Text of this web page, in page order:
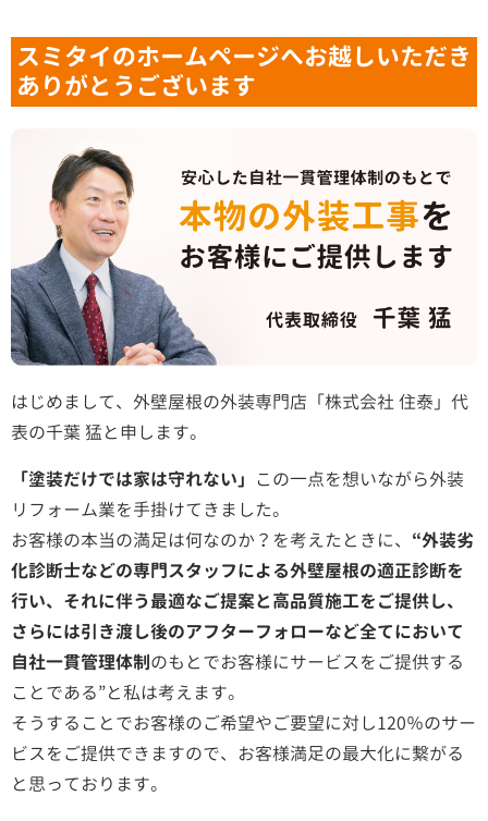
スミタイのホームページへお越しいただき
ありがとうございます
はじめまして、外壁屋根の外装専門店「株式会社 住泰」代
表の千葉 猛と申します。
「塗装だけでは家は守れない」 この一点を想いながら外装
リフォーム業を手掛けてきました。
お客様の本当の満足は何なのか？を考えたときに、 “外装劣
化診断士などの専門スタッフによる外壁屋根の適正診断を
行い、それに伴う最適なご提案と高品質施工をご提供し、
さらには引き渡し後のアフターフォローなど全てにおいて
自社一貫管理体制のもとでお客様にサービスをご提供する
ことである”と私は考えます。
そうすることでお客様のご希望やご要望に対し120％のサー
ビスをご提供できますので、お客様満足の最大化に繋がる
と思っております。